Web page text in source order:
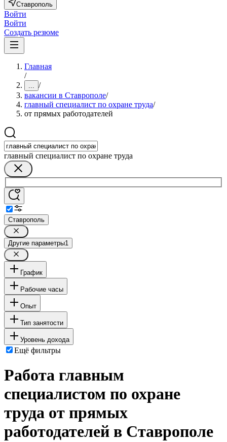
Ставрополь
Войти
Войти
Создать резюме
Главная
/
... /
вакансии в Ставрополе/
главный специалист по охране труда/
от прямых работодателей
главный специалист по охране труда
Ставрополь
Другие параметры1
График
Рабочие часы
Опыт
Тип занятости
Уровень дохода
Ещё фильтры
Работа главным
специалистом по охране
труда от прямых
работодателей в Ставрополе